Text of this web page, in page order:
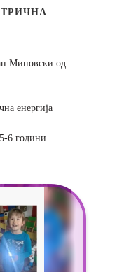
Миновски од
енергија
6 години